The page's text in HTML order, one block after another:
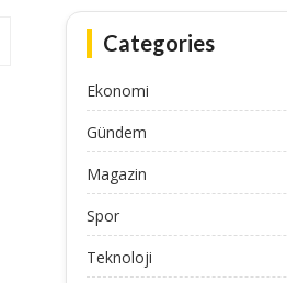
Categories
Ekonomi
Gündem
Magazin
Spor
Teknoloji